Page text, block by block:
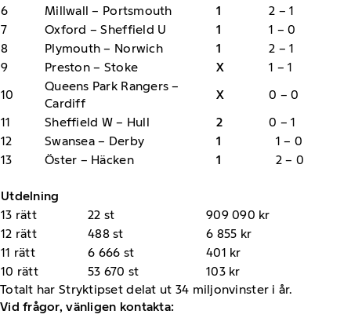
6
Millwall – Portsmouth 1
2 – 1
7
Oxford – Sheffield U 1
1 – 0
8
Plymouth – Norwich 1
2 – 1
9
Preston – Stoke X
1 – 1
10
Queens Park Rangers –
Cardiff
X
0 – 0
11
Sheffield W – Hull 2
0 – 1
12
Swansea – Derby 1
1 – 0
13
Öster – Häcken 1 2 – 0
Utdelning
13 rätt
22 st
909 090 kr
12 rätt
488 st
6 855 kr
11 rätt
6 666 st
401 kr
10 rätt
53 670 st
103 kr
Totalt har Stryktipset delat ut 34 miljonvinster i år.
Vid frågor, vänligen kontakta: